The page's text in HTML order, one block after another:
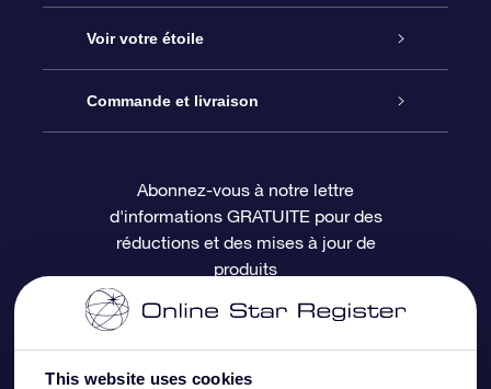
This website uses cookies
À propos de l’OSR
Nous contacter
Questions fréquemment posées
Revues
Cadeau d’étoile en ligne
Coffret cadeau OSR
Carte cadeau OSR
Voir votre étoile
Registre des étoiles
Page d’accueil personnalisée
Commande et livraison
Informations de paiement
Informations d’expédition
Politique de retour
Abonnez-vous à notre lettre
d'informations GRATUITE pour des
réductions et des mises à jour de
produits